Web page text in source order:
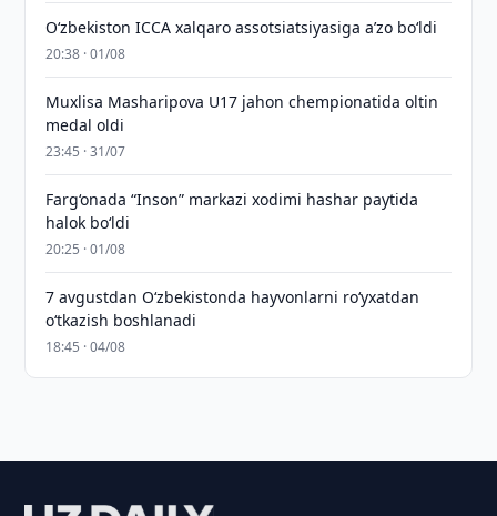
O‘zbekiston ICCA xalqaro assotsiatsiyasiga aʼzo bo‘ldi
20:38 · 01/08
Muxlisa Masharipova U17 jahon chempionatida oltin
medal oldi
23:45 · 31/07
Farg‘onada “Inson” markazi xodimi hashar paytida
halok bo‘ldi
20:25 · 01/08
7 avgustdan O‘zbekistonda hayvonlarni ro‘yxatdan
o‘tkazish boshlanadi
18:45 · 04/08